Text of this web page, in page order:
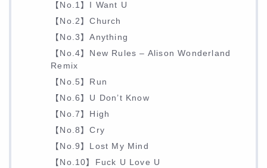
【No.1】I Want U
【No.2】Church
【No.3】Anything
【No.4】New Rules – Alison Wonderland
Remix
【No.5】Run
【No.6】U Don’t Know
【No.7】High
【No.8】Cry
【No.9】Lost My Mind
【No.10】Fuck U Love U